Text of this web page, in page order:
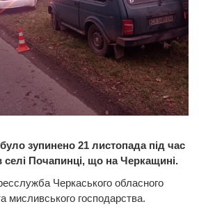
зупинено 21 листопада під час
Почапинці, що на Черкащині.
Черкаського обласного
мисливського господарства.